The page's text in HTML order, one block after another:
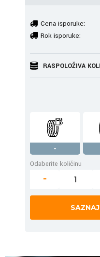
Cena isporuke:
Rok isporuke:
RASPOLOŽIVA
-
Odaberite količinu
-